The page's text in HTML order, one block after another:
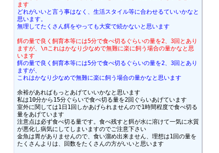
ます
どれがいいと言う事はなく、生活スタイル等に合わせるていいかなと
思います。
無理してたくさん餌をやっても大変で続かないと思います
餌の量で良く飼育本等には5分で食べ切るぐらいの量を2、3回とあり
ますが、\nこれはかなり少なめで無難に楽に飼う場合の量かなと思
います
餌の量で良く飼育本等には5分で食べ切るぐらいの量を2、3回とあり
ますが、
これはかなり少なめで無難に楽に飼う場合の量かなと思います
余裕があればもっとあげていいかなと思います
私は10分から15分ぐらいで食べ切る量を2回ぐらいあげています
室外に関しては1日1回しかあげられませんので1時間程度で食べ切る
量をあげています
注意点は必ず食べ切る量です。食べ残すと餌が水に溶けて一気に水質
が悪化し病気にしてしまいますのでご注意下さい
金魚は胃がありませんので、食い溜め出来ません、理想は1回の量を
たくさんよりは、回数をたくさんの方がいいと思います